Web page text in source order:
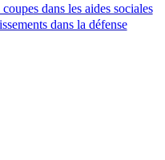
dans les aides sociales
dans la défense